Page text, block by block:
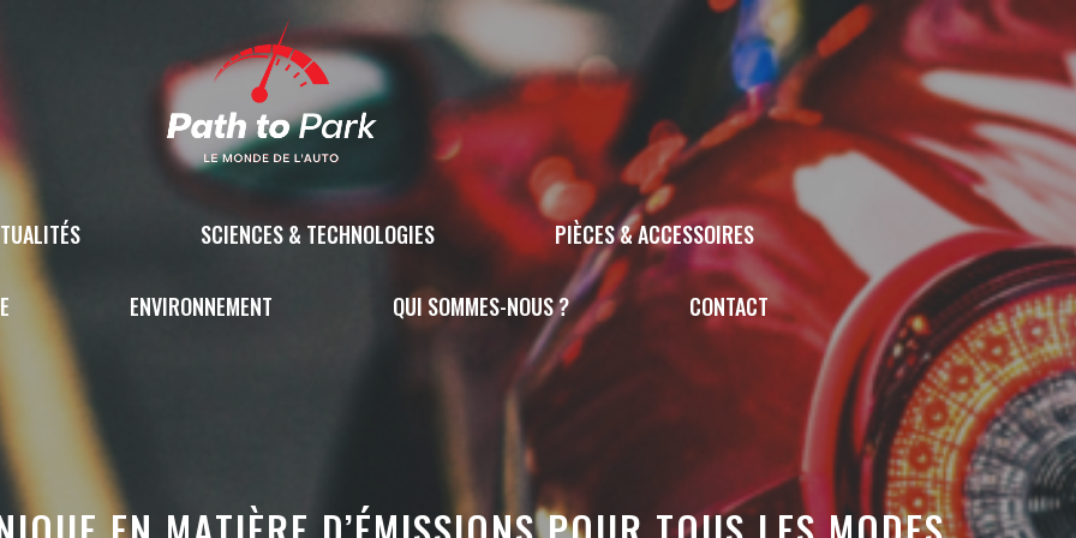
SCIENCES & TECHNOLOGIES PIÈCES & ACCESSOIRES
ENVIRONNEMENT QUI SOMMES-NOUS ? CONTACT